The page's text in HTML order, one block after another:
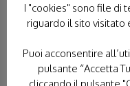
I "cookies" sono file di
riguardo il sito visitato
Puoi acconsentire
pulsante “Accetta
cliccando il pulsante